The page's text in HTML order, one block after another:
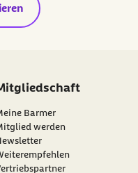
Barmer
werden
Link: